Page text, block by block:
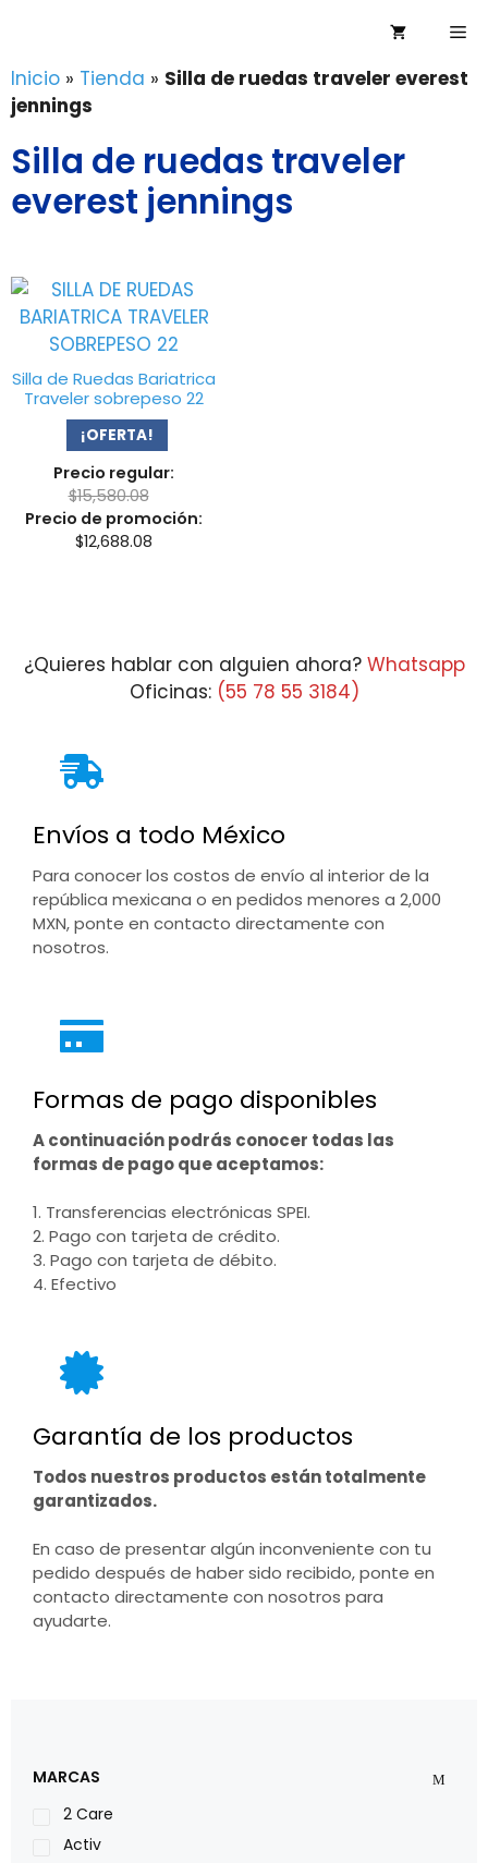
contenido
Inicio » Tienda » Silla de ruedas traveler everest
jennings
Silla de ruedas traveler
everest jennings
Silla de Ruedas Bariatrica
Traveler sobrepeso 22
¡OFERTA!
Precio regular:
$15,580.08
Precio de promoción:
$12,688.08
¿Quieres hablar con alguien ahora? Whatsapp
Oficinas: (55 78 55 3184)
Envíos a todo México
Para conocer los costos de envío al interior de la
república mexicana o en pedidos menores a 2,000
MXN, ponte en contacto directamente con
nosotros.
Formas de pago disponibles
A continuación podrás conocer todas las
formas de pago que aceptamos:
1. Transferencias electrónicas SPEI.
2. Pago con tarjeta de crédito.
3. Pago con tarjeta de débito.
4. Efectivo
Garantía de los productos
Todos nuestros productos están totalmente
garantizados.
En caso de presentar algún inconveniente con tu
pedido después de haber sido recibido, ponte en
contacto directamente con nosotros para
ayudarte.
MARCAS
2 Care
Activ